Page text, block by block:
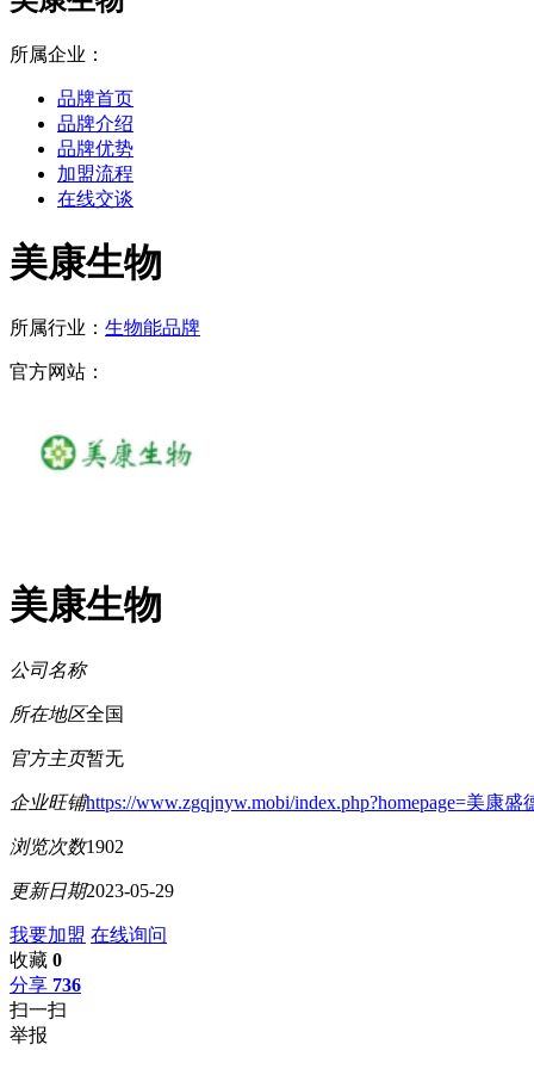
所属企业：
品牌首页
品牌介绍
品牌优势
加盟流程
在线交谈
美康生物
所属行业： 生物能品牌
官方网站：
美康生物
公司名称
所在地区全国
官方主页暂无
企业旺铺https://www.zgqjnyw.mobi/index.php?homepage=美康盛
浏览次数1902
更新日期2023-05-29
我要加盟 在线询问
收藏 0
分享 736
扫一扫
举报